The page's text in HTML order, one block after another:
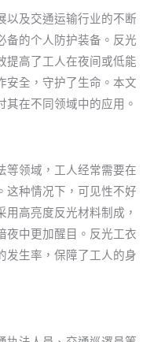
以及交通运输行业的不断
备的个人防护装备。反光
提高了工人在夜间或低能
安全，守护了生命。本文
在不同领域中的应用。
等领域，工人经常需要在
这种情况下，可见性不好
高亮度反光材料制成，
夜中更加醒目。反光工衣
发生率，保障了工人的身